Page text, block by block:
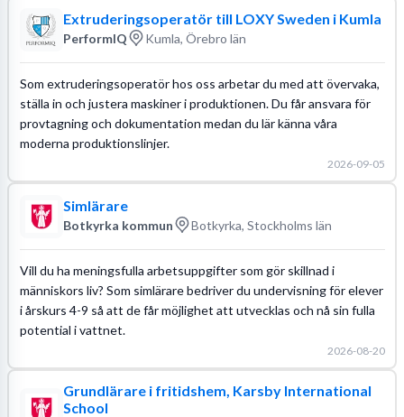
Extruderingsoperatör till LOXY Sweden i Kumla
PerformIQ Kumla, Örebro län
Som extruderingsoperatör hos oss arbetar du med att övervaka,
ställa in och justera maskiner i produktionen. Du får ansvara för
provtagning och dokumentation medan du lär känna våra
moderna produktionslinjer.
2026-09-05
Simlärare
Botkyrka kommun Botkyrka, Stockholms län
Vill du ha meningsfulla arbetsuppgifter som gör skillnad i
människors liv? Som simlärare bedriver du undervisning för elever
i årskurs 4-9 så att de får möjlighet att utvecklas och nå sin fulla
potential i vattnet.
2026-08-20
Grundlärare i fritidshem, Karsby International
School